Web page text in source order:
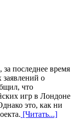
последнее время
о
что
игр в Лондоне
это, как ни
[Читать...]